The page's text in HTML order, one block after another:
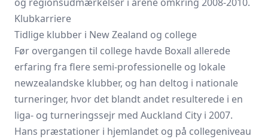
Klubkarriere
Tidlige klubber i New Zealand og college
Før overgangen til college havde Boxall allerede
erfaring fra flere semi-professionelle og lokale
newzealandske klubber, og han deltog i nationale
turneringer, hvor det blandt andet resulterede i en
liga- og turneringssejr med Auckland City i 2007.
Hans præstationer i hjemlandet og på collegeniveau